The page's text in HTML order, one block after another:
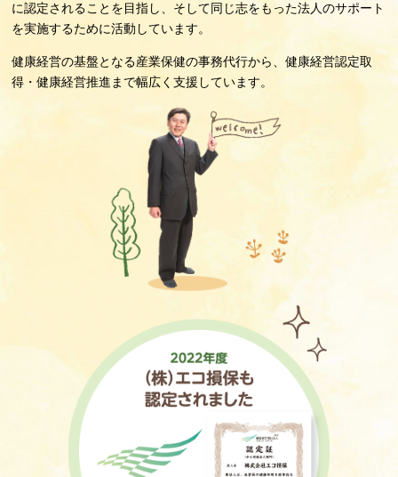
に認定されることを目指し、そして同じ志をもった法人のサポート
を実施するために活動しています。
健康経営の基盤となる産業保健の事務代行から、健康経営認定取
得・健康経営推進まで幅広く支援しています。